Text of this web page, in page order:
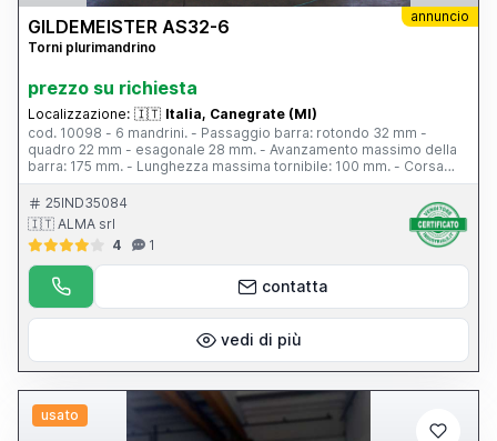
annuncio
GILDEMEISTER AS32-6
Torni plurimandrino
prezzo su richiesta
Localizzazione: 🇮🇹 Italia, Canegrate (MI)
cod. 10098 - 6 mandrini. - Passaggio barra: rotondo 32 mm -
quadro 22 mm - esagonale 28 mm. - Avanzamento massimo della
barra: 175 mm. - Lunghezza massima tornibile: 100 mm. - Corsa
massima slitta longitudinale: 125 mm - N. 12 portautensili. - Pick up
contromandrino – Dispositivo a filettare maschio e filiera –
Recessitore – Convogliatore trucioli – Portautensili vari – Tubo e
piantana – vari accessori – Rifatto impianto elettrico.
25IND35084
🇮🇹 ALMA srl
4
1
contatta
vedi di più
usato